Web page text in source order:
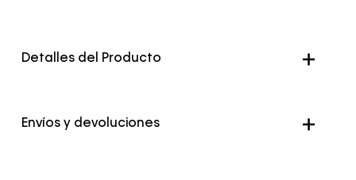
Detalles del Producto
Genero Hombre
Envíos y devoluciones